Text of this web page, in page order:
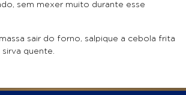
sem mexer muito durante esse
sair do forno, salpique a cebola frita
quente.